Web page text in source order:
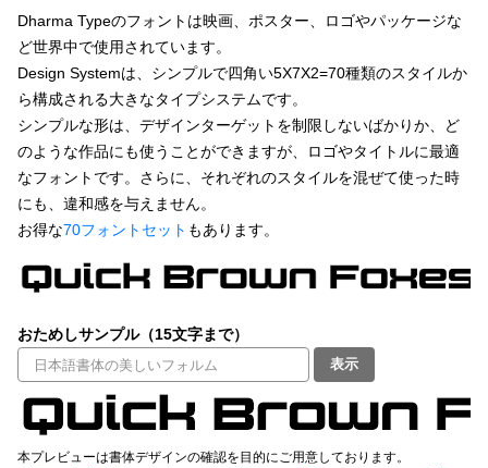
マイページ
お気に入り
ご利用ガイド
よくあるご質問
お問い合わせ
教科書体 行書体
草書体
江戸文字
すべてを表示
太さ・ウェイト
文字種類
Dharma Typeのフォントは映画、ポスター、ロゴやパッケージな
ど世界中で使用されています。
Design Systemは、シンプルで四角い5X7X2=70種類のスタイルか
ら構成される大きなタイプシステムです。
シンプルな形は、デザインターゲットを制限しないばかりか、ど
のような作品にも使うことができますが、ロゴやタイトルに最適
なフォントです。さらに、それぞれのスタイルを混ぜて使った時
にも、違和感を与えません。
お得な70フォントセット もあります。
おためしサンプル（15文字まで）
表示
本プレビューは書体デザインの確認を目的にご用意しております。